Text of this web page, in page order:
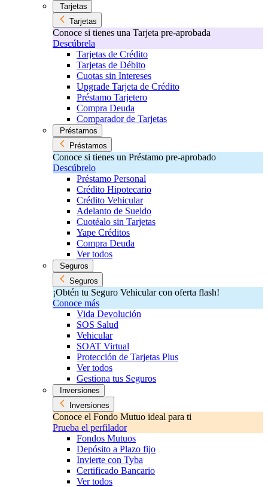
Tarjetas
Tarjetas
Conoce si tienes una Tarjeta pre-aprobada
Descúbrela
Tarjetas de Crédito
Tarjetas de Débito
Cuotas sin Intereses
Upgrade Tarjeta de Crédito
Préstamo Tarjetero
Compra Deuda
Comparador de Tarjetas
Préstamos
Préstamos
Conoce si tienes un Préstamo pre-aprobado
Descúbrelo
Préstamo Personal
Crédito Hipotecario
Crédito Vehicular
Adelanto de Sueldo
Cuotéalo sin Tarjetas
Yape Créditos
Compra Deuda
Ver todos
Seguros
Seguros
¡Obtén tu Seguro Vehicular con oferta flash!
Conoce más
Vida Devolución
SOS Salud
Vehicular
SOAT Virtual
Protección de Tarjetas Plus
Ver todos
Gestiona tus Seguros
Inversiones
Inversiones
Conoce el Fondo Mutuo ideal para ti
Prueba el perfilador
Fondos Mutuos
Depósito a Plazo fijo
Invierte con Tyba
Certificado Bancario
Ver todos